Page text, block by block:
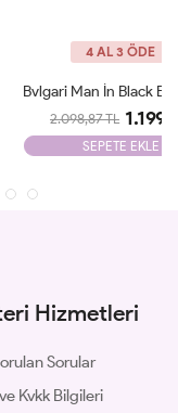
Bvlgari Man İn Black EDP 100ml Parfüm Man Tester
1.199 TL
SEPETE EKLE
Hizmetleri
Sorular
Kvkk Bilgileri